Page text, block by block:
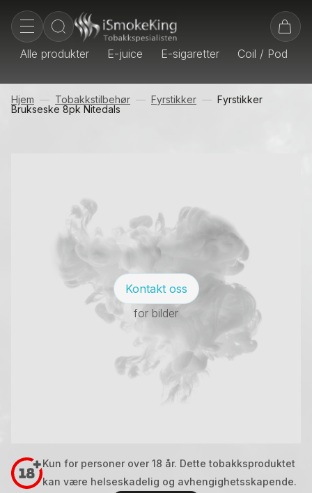
Alle produkter E-juice E-sigaretter Coil / Pod
Hjem Tobakkstilbehør Fyrstikker
Fyrstikker
Brukseske 8pk Nitedals
Kontakt oss
for bilder
Kun for personer over 18 år. Dette tobakksproduktet
kan være helseskadelig og avhengighetsskapende.